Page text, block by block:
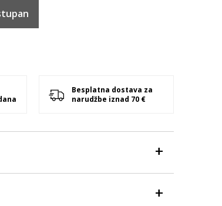
Besplatna dostava za
narudžbe iznad 70 €